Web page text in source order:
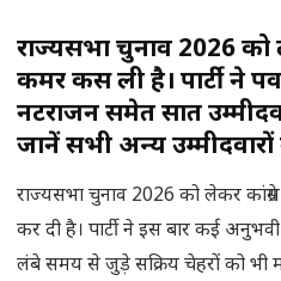
राज्यसभा चुनाव 2026 को
कमर कस ली है। पार्टी ने
नटराजन समेत सात
जानें सभी अन्य
राज्यसभा चुनाव 2026 को लेकर
कर दी है। पार्टी ने इस बार कई
लंबे समय से जुड़े सक्रिय चेहरों को भी